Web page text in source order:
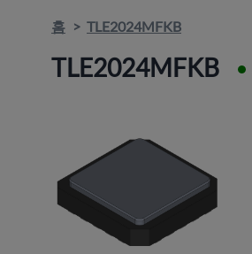
홈 TLE2024MFKB
TLE2024MFKB